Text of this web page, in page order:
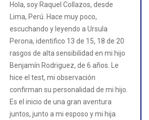
Hola, soy Raquel Collazos, desde
Lima, Perú. Hace muy poco,
escuchando y leyendo a Ursula
Perona, identifico 13 de 15, 18 de 20
rasgos de alta sensibilidad en mi hijo
Benjamín Rodriguez, de 6 años. Le
hice el test, mi observación
confirman su personalidad de mi hijo.
Es el inicio de una gran aventura
juntos, junto a mi esposo y mi hija